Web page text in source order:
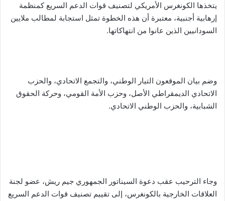
ا
يتخذها الكونغرس الأمريكي لتصنيف قوات الدعم السريع كمنظمة
إرهابية أجنبية، معتبرة أن هذه الخطوة تمثل استجابة لمطالب ملايين
السودانيين الذين عانوا من انتهاكاتها.
وضم بيان الموقعون التيار الوطني، والتجمع الاتحادي، والحزب
الاتحادي الديمقراطي الأصل، وحزب الأمة القومي، وحركة الحقوق
الشبابية، والحزب الوطني الاتحادي.
وجاء الترحيب عقب دعوة السيناتور الجمهوري جيم ريش، عضو لجنة
العلاقات الخارجية بالكونغرس، إلى تقييم تصنيف قوات الدعم السريع